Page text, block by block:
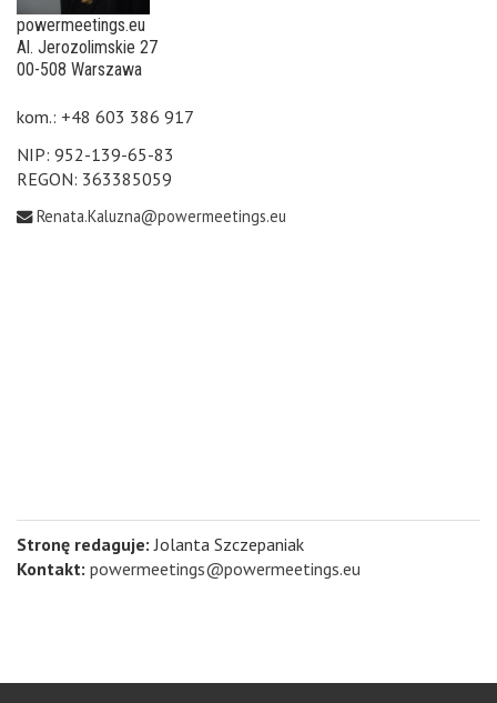
powermeetings.eu
Al. Jerozolimskie 27
00-508 Warszawa
kom.: +48 603 386 917
NIP: 952-139-65-83
REGON: 363385059
Renata.Kaluzna@powermeetings.eu
Stronę redaguje: Jolanta Szczepaniak
Kontakt: powermeetings@powermeetings.eu